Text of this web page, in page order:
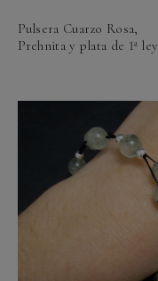
Pulsera Cuarzo Rosa,
Prehnita y plata de 1ª ley